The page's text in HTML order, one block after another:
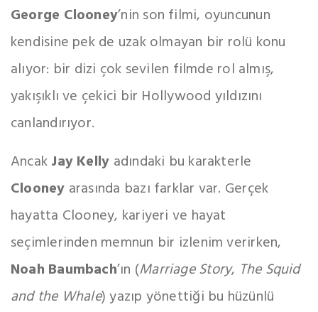
George Clooney’nin son filmi, oyuncunun
kendisine pek de uzak olmayan bir rolü konu
alıyor: bir dizi çok sevilen filmde rol almış,
yakışıklı ve çekici bir Hollywood yıldızını
canlandırıyor.
AncakJay Kelly adındaki bu karakterle
Clooney arasında bazı farklar var. Gerçek
hayatta Clooney, kariyeri ve hayat
seçimlerinden memnun bir izlenim verirken,
Noah Baumbach’ın (Marriage Story, The Squid
and the Whale) yazıp yönettiği bu hüzünlü